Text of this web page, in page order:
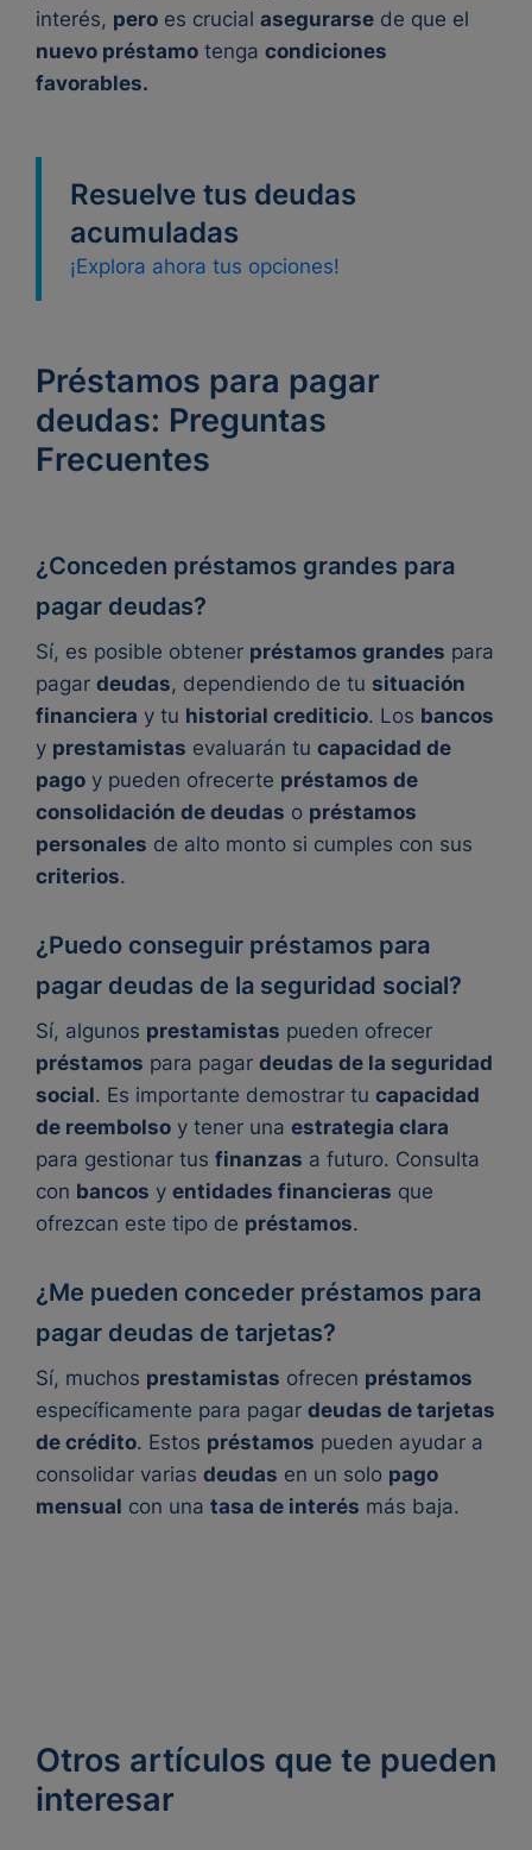
interés, pero es crucial asegurarse de que el
nuevo préstamo tenga condiciones
favorables.
Resuelve tus deudas
acumuladas
¡Explora ahora tus opciones!
Préstamos para pagar
deudas: Preguntas
Frecuentes
¿Conceden préstamos grandes para
pagar deudas?
Sí, es posible obtener préstamos grandes para
pagar deudas, dependiendo de tu situación
financiera y tu historial crediticio. Los bancos
y prestamistas evaluarán tu capacidad de
pago y pueden ofrecerte préstamos de
consolidación de deudas o préstamos
personales de alto monto si cumples con sus
criterios.
¿Puedo conseguir préstamos para
pagar deudas de la seguridad social?
Sí, algunos prestamistas pueden ofrecer
préstamos para pagar deudas de la seguridad
social. Es importante demostrar tu capacidad
de reembolso y tener una estrategia clara
para gestionar tus finanzas a futuro. Consulta
con bancos y entidades financieras que
ofrezcan este tipo de préstamos.
¿Me pueden conceder préstamos para
pagar deudas de tarjetas?
Sí, muchos prestamistas ofrecen préstamos
específicamente para pagar deudas de tarjetas
de crédito. Estos préstamos pueden ayudar a
consolidar varias deudas en un solo pago
mensual con una tasa de interés más baja.
Otros artículos que te pueden
interesar